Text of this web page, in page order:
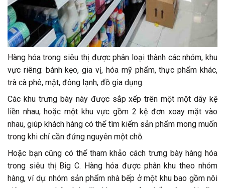
Hàng hóa trong siêu thị được phân loại thành các nhóm, khu
vực riêng: bánh kẹo, gia vị, hóa mỹ phẩm, thực phẩm khác,
trà cà phê, mật, đông lạnh, đồ gia dụng.
Các khu trưng bày này được sắp xếp trên một một dãy kệ
liền nhau, hoặc một khu vực gồm 2 kệ đơn xoay mặt vào
nhau, giúp khách hàng có thể tìm kiếm sản phẩm mong muốn
trong khi chỉ cần đứng nguyên một chỗ.
Hoặc bạn cũng có thể tham khảo cách trưng bày hàng hóa
trong siêu thị Big C. Hàng hóa được phân khu theo nhóm
hàng, ví dụ: nhóm sản phẩm nhà bếp ở một khu bao gồm nôi